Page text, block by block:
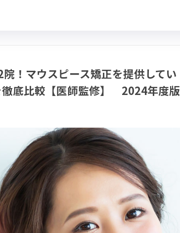
！マウスピース矯正を提供してい
徹底比較【医師監修】 2024年度版